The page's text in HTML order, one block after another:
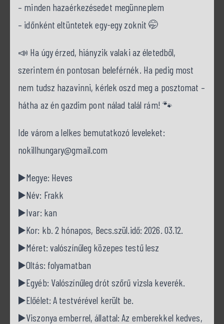
– minden hazaérkezésedet megünneplem
– időnként eltüntetek egy-egy zoknit 🤭
📣 Ha úgy érzed, hiányzik valaki az életedből,
szerintem én pontosan beleférnék. Ha pedig most
nem tudsz hazavinni, kérlek oszd meg a posztomat –
hátha az én gazdim pont nálad talál rám! 🐾
Ide várom a lelkes bemutatkozó leveleket:
nokillhungary@gmail.com
▶️Megye: Heves
▶️Név: Frakk
▶️Ivar: kan
▶️Kor: kb. 2 hónapos, Becs.szül.idő: 2026. 03.12.
▶️Méret: valószínűleg közepes testű lesz
▶️Oltás: folyamatban
▶️Egyéb: Valószínűleg drót szőrű vizsla keverék.
▶️Előélet: A testvérével került be.
▶️Viszonya emberrel, állattal: Az emberekkel kedves,